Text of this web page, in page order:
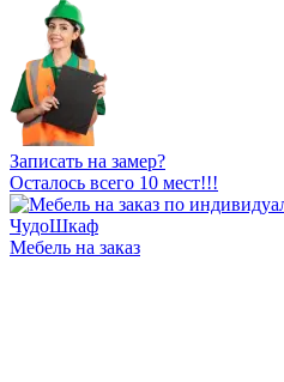
Записать на замер?
Осталось всего 10 мест!!!
Мебель на заказ